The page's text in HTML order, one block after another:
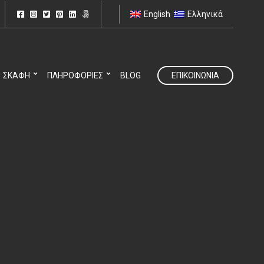
English Ελληνικά
ΣΚΆΦΗ ΠΛΗΡΟΦΟΡΊΕΣ BLOG ΕΠΙΚΟΙΝΩΝΊΑ